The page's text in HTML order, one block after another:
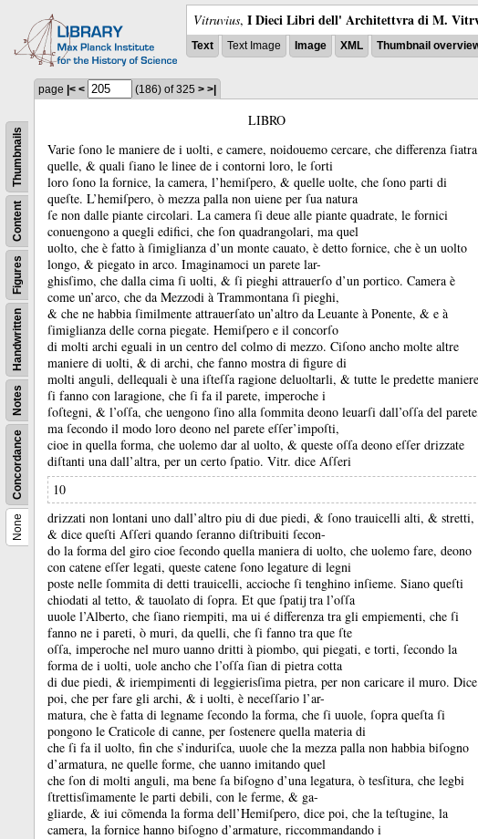
Vitruvius, I Dieci Libri dell' Architettvra di M.
Text Text Image Image XML Thumbnail
None
Concordance
Notes
Handwritten
Figures
Content
Thumbnails
page |< < (186) of 325 > >|
LIBRO
Varie ſono le maniere de i uolti, e camere, noidouemo cercare, che differenza ſiatra
quelle, & quali ſiano le linee de i contorni loro, le ſorti
loro ſono la fornice, la camera, l’hemiſpero, & quelle uolte, che ſono parti di
queſte. L’hemiſpero, ò mezza palla non uiene per ſua natura
ſe non dalle piante circolari. La camera ſi deue alle piante quadrate, le fornici
conuengono a quegli edifici, che ſon quadrangolari, ma quel
uolto, che è fatto à ſimiglianza d’un monte cauato, è detto fornice, che è un uolto
longo, & piegato in arco. Imaginamoci un parete lar-
ghisſimo, che dalla cima ſi uolti, & ſi pieghi attrauerſo d’un portico. Camera è
come un’arco, che da Mezzodi à Trammontana ſi pieghi,
& che ne habbia ſimilmente attrauerſato un’altro da Leuante à Ponente, & e à
ſimiglianza delle corna piegate. Hemiſpero e il concorſo
di molti archi eguali in un centro del colmo di mezzo. Ciſono ancho molte altre
maniere di uolti, & di archi, che fanno mostra di figure di
molti anguli, dellequali è una iſteſſa ragione deluoltarli, & tutte le predette maniere
ſi fanno con laragione, che ſi fa il parete, imperoche i
ſoſtegni, & l’oſſa, che uengono ſino alla ſommita deono leuarſi dall’oſſa del
ma ſecondo il modo loro deono nel parete eſſer’impoſti,
cioe in quella forma, che uolemo dar al uolto, & queste oſſa deono eſſer drizzate
diſtanti una dall’altra, per un certo ſpatio. Vitr. dice Aſſeri
10
drizzati non lontani uno dall’altro piu di due piedi, & ſono trauicelli alti, & stretti,
& dice queſti Aſſeri quando ſeranno diſtribuiti ſecon-
do la forma del giro cioe ſecondo quella maniera di uolto, che uolemo fare, deono
con catene eſſer legati, queste catene ſono legature di legni
poste nelle ſommita di detti trauicelli, accioche ſi tenghino inſieme. Siano queſti
chiodati al tetto, & tauolato di ſopra. Et que ſpatĳ tra l’oſſa
uuole l’Alberto, che ſiano riempiti, ma ui é differenza tra gli empiementi, che ſi
fanno ne i pareti, ò muri, da quelli, che ſi fanno tra que ſte
oſſa, imperoche nel muro uanno dritti à piombo, qui piegati, e torti, ſecondo la
forma de i uolti, uole ancho che l’oſſa ſian di pietra cotta
di due piedi, & iriempimenti di leggierisſima pietra, per non caricare il muro. Dice
poi, che per fare gli archi, & i uolti, è neceſſario l’ar-
matura, che è fatta di legname ſecondo la forma, che ſi uuole, ſopra queſta ſi
pongono le Craticole di canne, per ſostenere quella materia di
che ſi fa il uolto, fin che s’induriſca, uuole che la mezza palla non habbia biſogno
d’armatura, ne quelle forme, che uanno imitando quel
che ſon di molti anguli, ma bene ſa biſogno d’una legatura, ò tesſitura, che legbi
ſtrettisſimamente le parti debili, con le ferme, & ga-
gliarde, & iui cõmenda la forma dell’Hemiſpero, dice poi, che la teſtugine, la
camera, la fornice hanno biſogno d’armature, riccommandando i